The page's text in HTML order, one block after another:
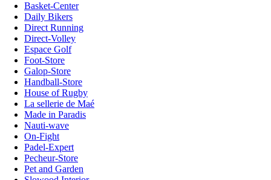
Basket-Center
Daily Bikers
Direct Running
Direct-Volley
Espace Golf
Foot-Store
Galop-Store
Handball-Store
House of Rugby
La sellerie de Maé
Made in Paradis
Nauti-wave
On-Fight
Padel-Expert
Pecheur-Store
Pet and Garden